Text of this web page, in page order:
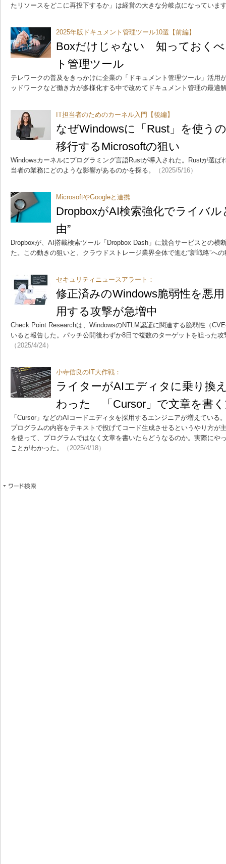
たリソースをどこに再投下するか」は経営の大きな分岐点になっていま
2025年版ドキュメント管理ツール10選【前編】
Boxだけじゃない 知っておく
ト管理ツール
テレワークの普及をきっかけに企業の「ドキュメント管理ツール」活用
ッドワークなど働き方が多様化する中で改めてドキュメント管理の最適
IT担当者のためのカーネル入門【後編】
なぜWindowsに「Rust」を使う
移行するMicrosoftの狙い
Windowsカーネルにプログラミング言語Rustが導入された。Rustが選ば
当者の業務にどのような影響があるのかを探る。
（2025/5/16）
MicrosoftやGoogleと連携
DropboxがAI検索強化でライバル
由”
Dropboxが、AI搭載検索ツール「Dropbox Dash」に競合サービスとの横
た。この動きの狙いと、クラウドストレージ業界全体で進む“新戦略”へ
セキュリティニュースアラート：
修正済みのWindows脆弱性を悪
用する攻撃が急増中
Check Point Researchは、WindowsのNTLM認証に関連する脆弱性（
いると報告した。パッチ公開後わずか8日で複数のターゲットを狙った
（2025/4/24）
小寺信良のIT大作戦：
ライターがAIエディタに乗り換
わった 「Cursor」で文章を書
「Cursor」などのAIコードエディタを採用するエンジニアが増えている
プログラムの内容をテキストで投げてコード生成させるというやり方が
を使って、プログラムではなく文章を書いたらどうなるのか。実際にや
ことがわかった。
（2025/4/18）